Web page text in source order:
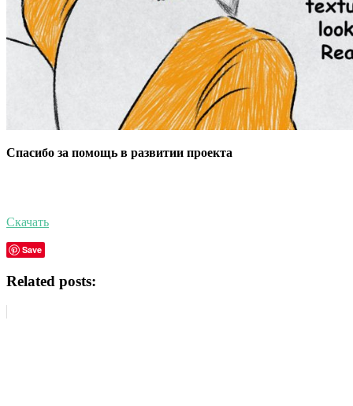
Спасибо за помощь в развитии проекта
Скачать
Save
Related posts: